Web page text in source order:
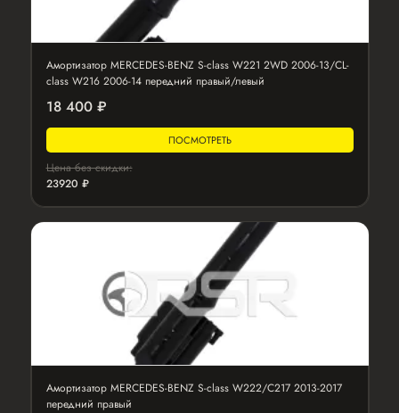
Амортизатор MERCEDES-BENZ S-class W221 2WD 2006-13/CL-
class W216 2006-14 передний правый/левый
18 400 ₽
ПОСМОТРЕТЬ
Цена без скидки:
23920 ₽
Амортизатор MERCEDES-BENZ S-class W222/C217 2013-2017
передний правый